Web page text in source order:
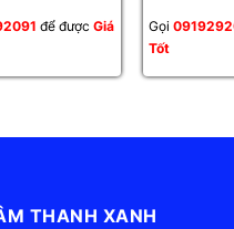
để được Giá
Gọi
Tốt
THANH XANH